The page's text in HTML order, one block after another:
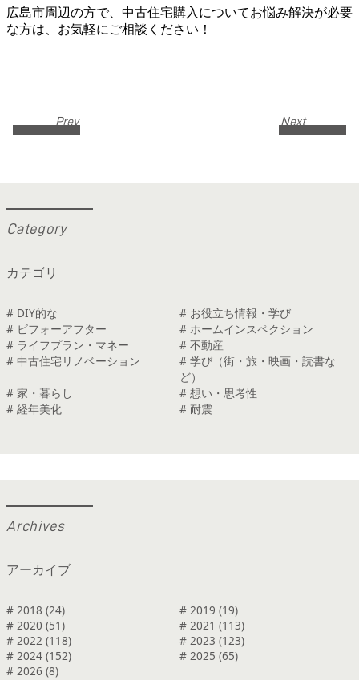
広島市周辺の方で、中古住宅購入についてお悩み解決が必要
な方は、お気軽にご相談ください！
Prev Next
Category
カテゴリ
# DIY的な
# お役立ち情報・学び
# ビフォーアフター
# ホームインスペクション
# ライフプラン・マネー
# 不動産
# 中古住宅リノベーション
# 学び（街・旅・映画・読書な
ど）
# 家・暮らし
# 想い・思考性
# 経年美化
# 耐震
Archives
アーカイブ
# 2018 (24)
# 2019 (19)
# 2020 (51)
# 2021 (113)
# 2022 (118)
# 2023 (123)
# 2024 (152)
# 2025 (65)
# 2026 (8)